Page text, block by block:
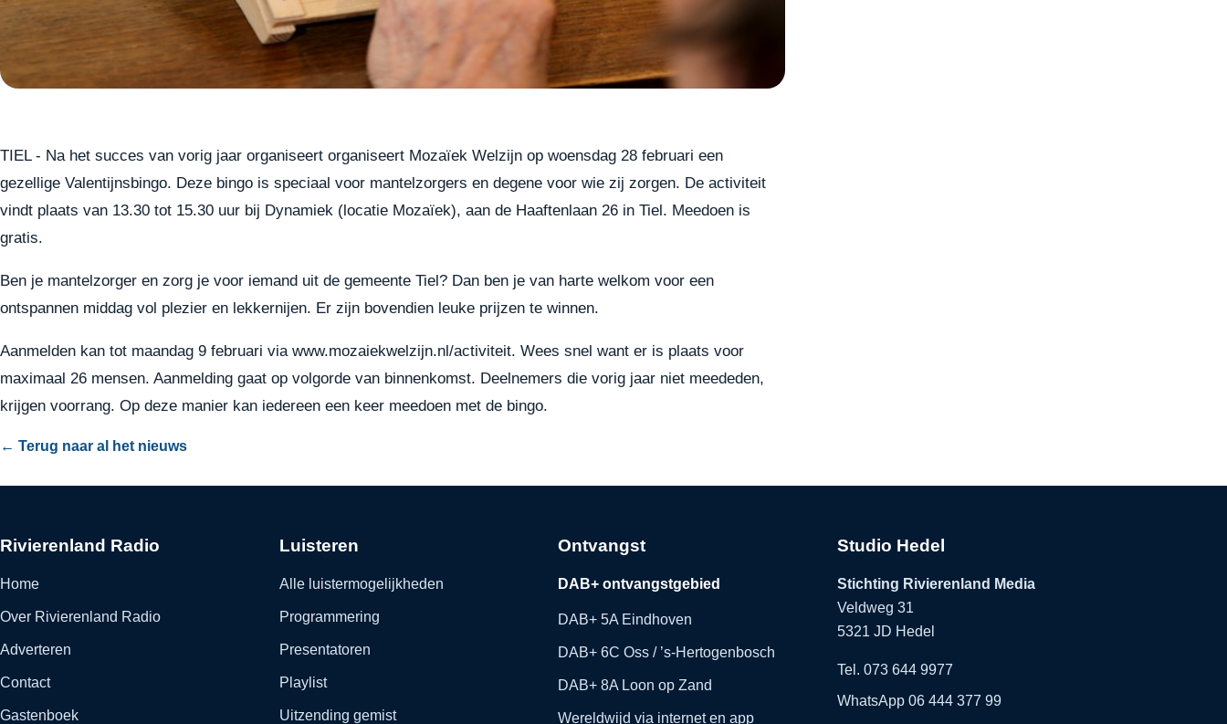
TIEL - Na het succes van vorig jaar organiseert organiseert Mozaïek Welzijn op woensdag 28 februari een
gezellige Valentijnsbingo. Deze bingo is speciaal voor mantelzorgers en degene voor wie zij zorgen. De activiteit
vindt plaats van 13.30 tot 15.30 uur bij Dynamiek (locatie Mozaïek), aan de Haaftenlaan 26 in Tiel. Meedoen is
gratis.
Ben je mantelzorger en zorg je voor iemand uit de gemeente Tiel? Dan ben je van harte welkom voor een
ontspannen middag vol plezier en lekkernijen. Er zijn bovendien leuke prijzen te winnen.
Aanmelden kan tot maandag 9 februari via www.mozaiekwelzijn.nl/activiteit. Wees snel want er is plaats voor
maximaal 26 mensen. Aanmelding gaat op volgorde van binnenkomst. Deelnemers die vorig jaar niet meededen,
krijgen voorrang. Op deze manier kan iedereen een keer meedoen met de bingo.
← Terug naar al het nieuws
Rivierenland Radio
Home
Over Rivierenland Radio
Adverteren
Contact
Gastenboek
Luisteren
Alle luistermogelijkheden
Programmering
Presentatoren
Playlist
Uitzending gemist
Ontvangst
DAB+ ontvangstgebied
DAB+ 5A Eindhoven
DAB+ 6C Oss / ’s-Hertogenbosch
DAB+ 8A Loon op Zand
Wereldwijd via internet en app
Studio Hedel
Stichting Rivierenland Media
Veldweg 31
5321 JD Hedel
Tel. 073 644 9977
WhatsApp 06 444 377 99